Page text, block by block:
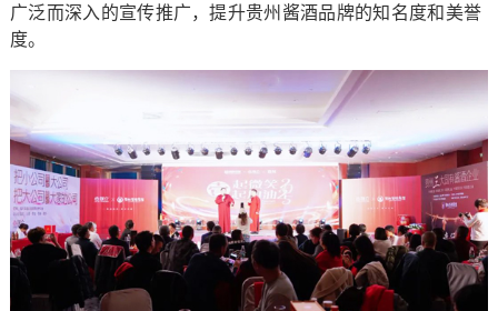
广泛而深入的宣传推广，提升贵州酱酒品牌的知名度和美誉
度。